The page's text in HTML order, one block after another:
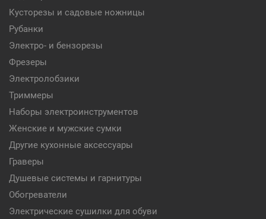
Кусторезы и садовые ножницы
Рубанки
Электро- и бензорезы
Фрезеры
Электролобзики
Триммеры
Наборы электроинструментов
Женские и мужские сумки
Другие кухонные аксессуары
Граверы
Душевые системы и гарнитуры
Обогреватели
Электрические сушилки для обуви